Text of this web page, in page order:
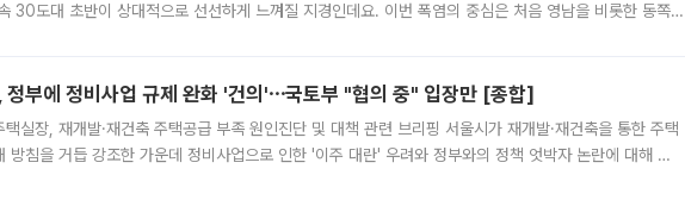
30도대 초반이 상대적으로 선선하게 느껴질 지경인데요. 이번 폭염의 중심은 처음 영남을 비롯한 동쪽
정부에 정비사업 규제 완화 '건의'⋯국토부 "협의 중" 입장만 [종합]
택실장, 재개발·재건축 주택공급 부족 원인진단 및 대책 관련 브리핑 서울시가 재개발·재건축을 통한 주택
방침을 거듭 강조한 가운데 정비사업으로 인한 '이주 대란' 우려와 정부와의 정책 엇박자 논란에 대해 정